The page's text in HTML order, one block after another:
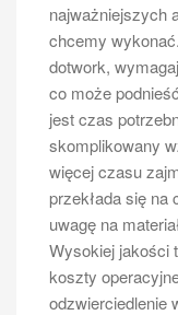
najważniejszych
chcemy
dotwork,
co może
jest czas
skomplikowany
więcej czasu
przekłada się na
uwagę na
Wysokiej jakości
koszty
odzwierciedlenie